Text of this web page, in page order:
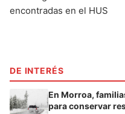
encontradas en el HUS
DE INTERÉS
En Morroa,
para conservar